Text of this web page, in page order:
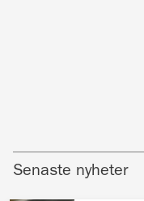
Senaste nyheter